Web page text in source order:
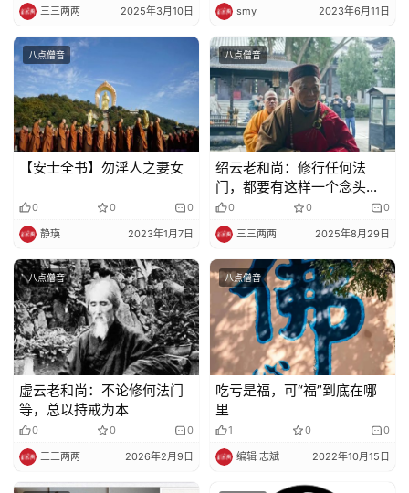
声
明
三三两两 2025年3月10日 smy 2023年6月11日
八点僧音
【安士全书】勿淫人之妻女
0 0 0
静瑛 2023年1月7日
八点僧音
绍云老和尚：修行任何法
门，都要有这样一个念头，
才能得到真实利益
0 0 0
三三两两 2025年8月29日
八点僧音
虚云老和尚：不论修何法门
等，总以持戒为本
0 0 0
三三两两 2026年2月9日
八点僧音
吃亏是福，可“福”到底在哪
里
1 0 0
编辑 志斌 2022年10月15日